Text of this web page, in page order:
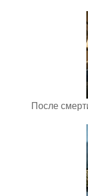
После